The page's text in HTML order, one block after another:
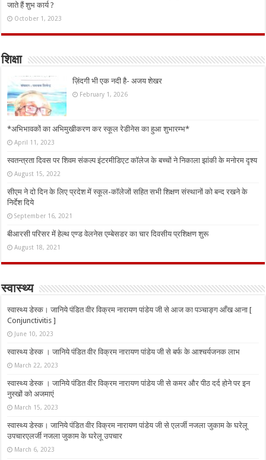
जाते हैं शुभ कार्य ?
October 1, 2023
शिक्षा
ज़िंदगी भी एक नदी है- अजय शेखर
February 1, 2026
*अभिभावकों का अभिमुखीकरण कर स्कूल रेडीनेस का हुआ शुभारम्भ*
April 11, 2023
स्वतन्त्रता दिवस पर शिवम संकल्प इंटरमीडिएट कॉलेज के बच्चों ने निकाला झांकी के मनोरम दृश्य
August 15, 2022
सीएम ने दो दिन के लिए प्रदेश में स्कूल-कॉलेजों सहित सभी शिक्षण संस्थानों को बन्द रखने के
निर्देश दिये
September 16, 2021
बीआरसी परिसर में हेल्थ एण्ड वेलनेस एम्बेसडर का चार दिवसीय प्रशिक्षण शुरू
August 18, 2021
स्वास्थ्य
स्वास्थ्य डेस्क। जानिये पंडित वीर विक्रम नारायण पांडेय जी से आज का पञ्चाङ्ग आँख आना [
Conjunctivitis ]
June 10, 2023
स्वास्थ्य डेस्क । जानिये पंडित वीर विक्रम नारायण पांडेय जी से बर्फ के आश्चर्यजनक लाभ
March 22, 2023
स्वास्थ्य डेस्क । जानिये पंडित वीर विक्रम नारायण पांडेय जी से कमर और पीठ दर्द होने पर इन
नुस्‍खों को अजमाएं
March 15, 2023
स्वास्थ्य डेस्क। जानिये पंडित वीर विक्रम नारायण पांडेय जी से एलर्जी नजला जुकाम के घरेलू
उपचारएलर्जी नजला जुकाम के घरेलू उपचार
March 6, 2023